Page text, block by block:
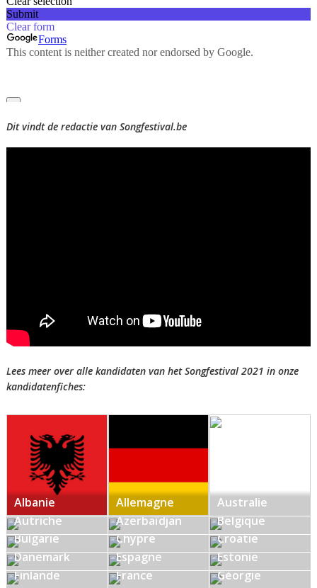
Dit vindt de redactie van Songfestival.be
Lees meer over alle kandidaten van het Songfestival 2021 in onze
kandidatenfiches:
Albanie Allemagne
Australie
Autriche
Azerbaïdjan
Belgique
Bulgarie
Chypre
Croatie
Danemark
Espagne
Estonie
Finlande
France
Géorgie